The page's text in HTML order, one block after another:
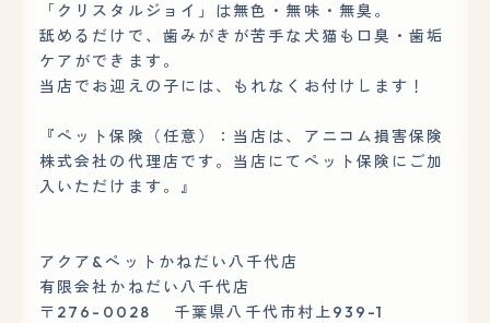
「クリスタルジョイ」は無色・無味・無臭。
舐めるだけで、歯みがきが苦手な犬猫も口臭・歯垢
ケアができます。
当店でお迎えの子には、もれなくお付けします！
『ペット保険（任意）：当店は、アニコム損害保険
株式会社の代理店です。当店にてペット保険にご加
入いただけます。』
アクア&ペットかねだい八千代店
有限会社かねだい八千代店
〒276-0028 千葉県八千代市村上939-1